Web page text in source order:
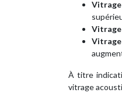
À titre
vitrage